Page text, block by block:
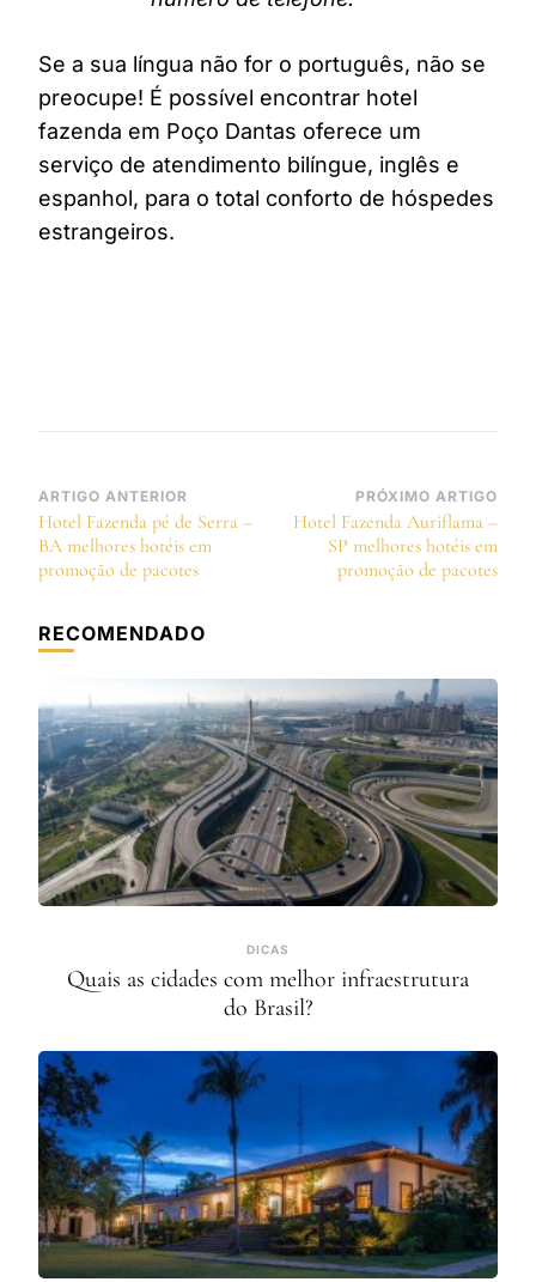
Se a sua língua não for o português, não se
preocupe! É possível encontrar hotel
fazenda em Poço Dantas oferece um
serviço de atendimento bilíngue, inglês e
espanhol, para o total conforto de hóspedes
estrangeiros.
Navegação
de
post
ARTIGO ANTERIOR
Hotel Fazenda pé de Serra –
BA melhores hotéis em
promoção de pacotes
PRÓXIMO ARTIGO
Hotel Fazenda Auriflama –
SP melhores hotéis em
promoção de pacotes
RECOMENDADO
DICAS
Quais as cidades com melhor infraestrutura
do Brasil?